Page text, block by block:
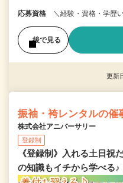
応募資格 ＼経験・資格・学歴
後で見る
更新
振袖・袴レンタルの催
株式会社アニバーサリー
登録制
《登録制》入れる土日祝
の知識もイチから学べる♪